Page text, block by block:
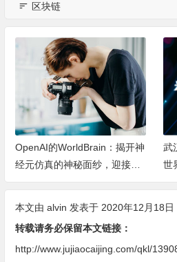
区块链
OpenAI的WorldBrain：揭开神
经元仿真的神秘面纱，迎接机
器深度思考的新纪元
武
世
本文由 alvin 发表于 2020年12月18日
转载请务必保留本文链接：
http://www.jujiaocaijing.com/qkl/